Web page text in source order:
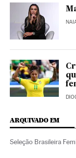
ARQUIVADO EM
Seleção Brasileira